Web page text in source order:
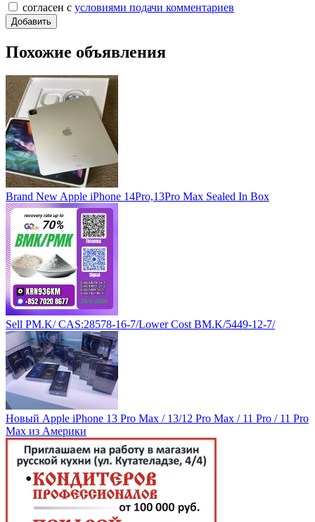
согласен с условиями подачи комментариев
Похожие объявления
Brand New Apple iPhone 14Pro,13Pro Max Sealed In Box
Sell PM.K/ CAS:28578-16-7/Lower Cost BM.K/5449-12-7/
Новый Apple iPhone 13 Pro Max / 13/12 Pro Max / 11 Pro / 11 Pro
Max из Америки